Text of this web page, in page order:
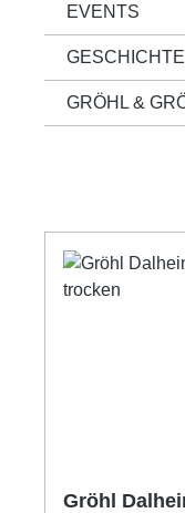
EVENTS
GESCHICHTE
GRÖHL &
Gröhl